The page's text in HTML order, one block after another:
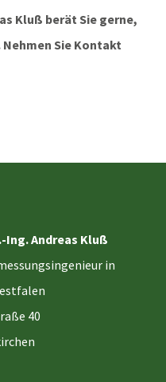
Kluß berät Sie gerne,
Sie Kontakt
Ing. Andreas Kluß
in
40